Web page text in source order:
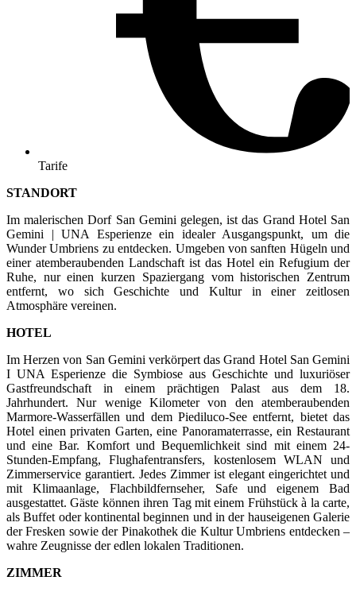
Tarife
STANDORT
Im malerischen Dorf San Gemini gelegen, ist das Grand Hotel San
Gemini | UNA Esperienze ein idealer Ausgangspunkt, um die
Wunder Umbriens zu entdecken. Umgeben von sanften Hügeln und
einer atemberaubenden Landschaft ist das Hotel ein Refugium der
Ruhe, nur einen kurzen Spaziergang vom historischen Zentrum
entfernt, wo sich Geschichte und Kultur in einer zeitlosen
Atmosphäre vereinen.
HOTEL
Im Herzen von San Gemini verkörpert das Grand Hotel San Gemini
I UNA Esperienze die Symbiose aus Geschichte und luxuriöser
Gastfreundschaft in einem prächtigen Palast aus dem 18.
Jahrhundert. Nur wenige Kilometer von den atemberaubenden
Marmore-Wasserfällen und dem Piediluco-See entfernt, bietet das
Hotel einen privaten Garten, eine Panoramaterrasse, ein Restaurant
und eine Bar. Komfort und Bequemlichkeit sind mit einem 24-
Stunden-Empfang, Flughafentransfers, kostenlosem WLAN und
Zimmerservice garantiert. Jedes Zimmer ist elegant eingerichtet und
mit Klimaanlage, Flachbildfernseher, Safe und eigenem Bad
ausgestattet. Gäste können ihren Tag mit einem Frühstück à la carte,
als Buffet oder kontinental beginnen und in der hauseigenen Galerie
der Fresken sowie der Pinakothek die Kultur Umbriens entdecken –
wahre Zeugnisse der edlen lokalen Traditionen.
ZIMMER